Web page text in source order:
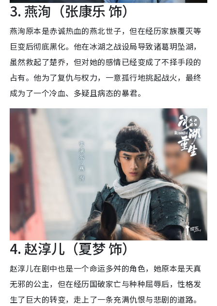
3. 燕洵（张康乐 饰）
燕洵原本是赤诚热血的燕北世子，但在经历家族覆灭等
巨变后彻底黑化。他在冰湖之战设局导致诸葛玥坠湖，
虽然救起了楚乔，但对她的感情已经变成了不择手段的
占有。他为了复仇与权力，一意孤行地挑起战火，最终
成为了一个冷血、多疑且病态的暴君。
4. 赵淳儿（夏梦 饰）
赵淳儿在剧中也是一个命运多舛的角色，她原本是天真
无邪的公主，但在经历国破家亡与种种屈辱后，性格发
生了巨大的转变，走上了一条充满仇恨与悲剧的道路。